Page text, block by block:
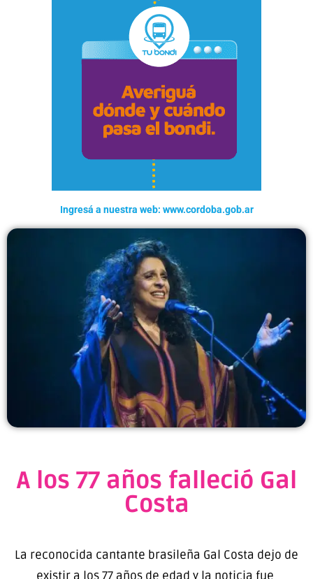
Ingresá a nuestra web: www.cordoba.gob.ar
A los 77 años falleció Gal
Costa
La reconocida cantante brasileña Gal Costa dejo de